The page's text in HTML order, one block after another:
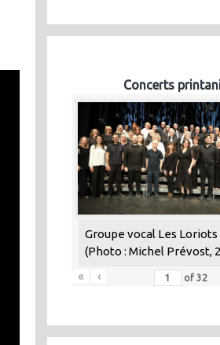
Concerts
Groupe vocal Les Loriots
(Photo : Michel Prévost,
«
‹ of 32